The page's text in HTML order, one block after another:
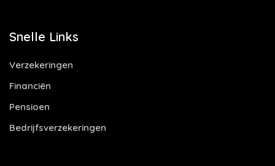
Snelle Links
Verzekeringen
Financiën
Pensioen
Bedrijfsverzekeringen